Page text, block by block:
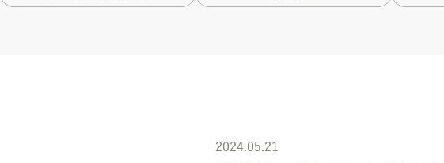
2024.05.21